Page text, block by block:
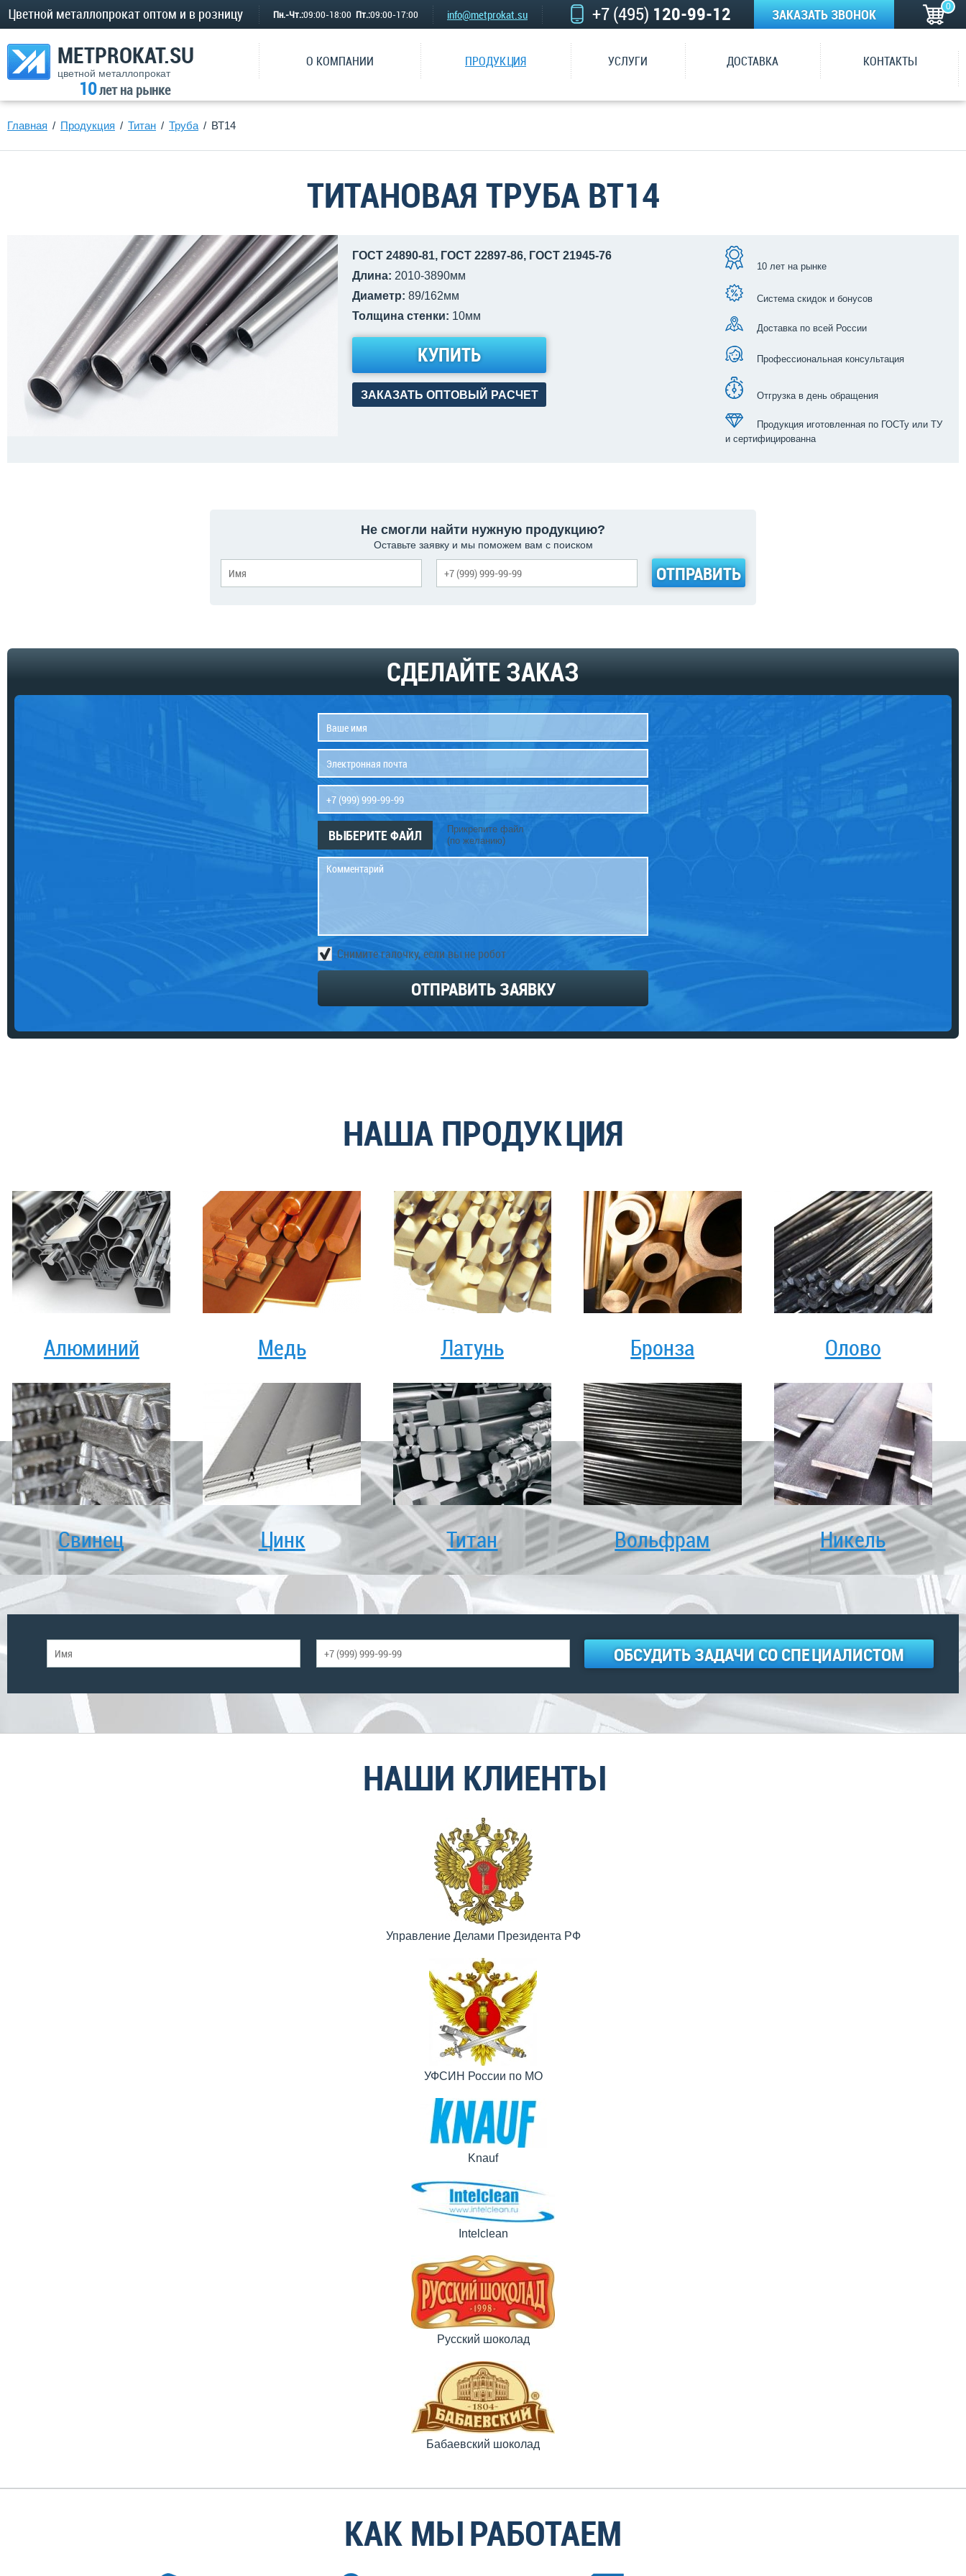
Цветной металлопрокат оптом и в розницу Пн.-Чт.:09:00-18:00 Пт.:09:00-17:00 info@metprokat.su +7 (495) 120-99-12 0
ЗАКАЗАТЬ ЗВОНОК
METPROKAT.SU
цветной металлопрокат
10лет на рынке
О КОМПАНИИ ПРОДУКЦИЯ УСЛУГИ ДОСТАВКА КОНТАКТЫ
Главная Продукция Титан Труба ВТ14
ТИТАНОВАЯ ТРУБА ВТ14
ГОСТ 24890-81, ГОСТ 22897-86, ГОСТ 21945-76
Длина: 2010-3890мм
Диаметр: 89/162мм
Толщина стенки: 10мм
КУПИТЬ
ЗАКАЗАТЬ ОПТОВЫЙ РАСЧЕТ
10 лет на рынке
Система скидок и бонусов
Доставка по всей России
Профессиональная консультация
Отгрузка в день обращения
Продукция иготовленная по ГОСТу или ТУ
и сертифицированна
Не смогли найти нужную продукцию?
Оставьте заявку и мы поможем вам с поиском
ОТПРАВИТЬ
СДЕЛАЙТЕ ЗАКАЗ
ВЫБЕРИТЕ ФАЙЛ
Прикрепите файл
(по желанию)
Снимите галочку, если вы не робот
ОТПРАВИТЬ ЗАЯВКУ
НАША ПРОДУКЦИЯ
Алюминий Медь Латунь Бронза Олово
Свинец Цинк Титан Вольфрам Никель
ОБСУДИТЬ ЗАДАЧИ СО СПЕЦИАЛИСТОМ
НАШИ КЛИЕНТЫ
Управление Делами Президента РФ
УФСИН России по МО
Knauf
Intelclean
Русский шоколад
Бабаевский шоколад
КАК МЫ РАБОТАЕМ